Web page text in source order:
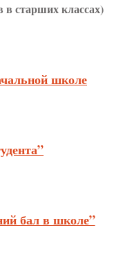
старших классах)
школе
бал в школе”